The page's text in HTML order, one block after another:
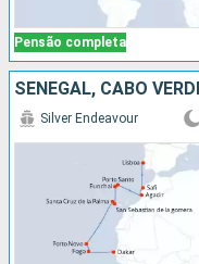
Pensão completa
Silver Endeavour